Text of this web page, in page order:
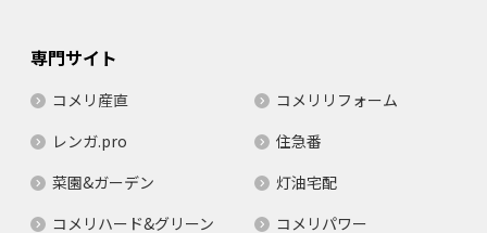
専門サイト
コメリ産直
コメリリフォーム
レンガ.pro
住急番
菜園&ガーデン
灯油宅配
コメリハード&グリーン
コメリパワー